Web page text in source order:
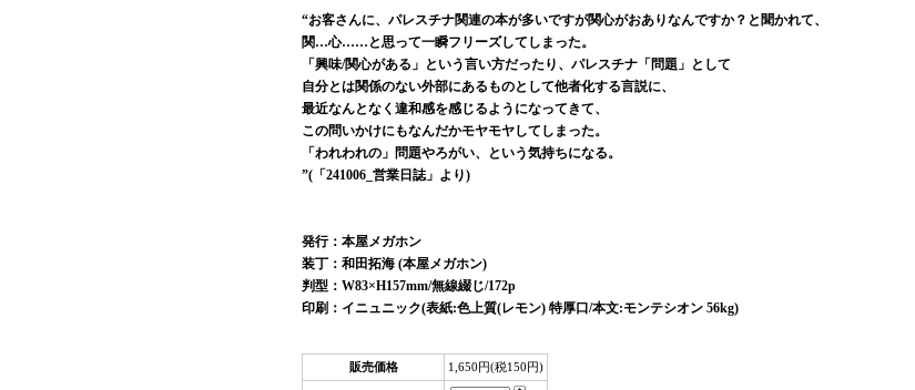
“お客さんに、パレスチナ関連の本が多いですが関心がおありなんですか？と聞かれて、
関…心……と思って一瞬フリーズしてしまった。
「興味/関心がある」という言い方だったり、パレスチナ「問題」として
自分とは関係のない外部にあるものとして他者化する言説に、
最近なんとなく違和感を感じるようになってきて、
この問いかけにもなんだかモヤモヤしてしまった。
「われわれの」問題やろがい、という気持ちになる。
”(「241006_営業日誌」より)
発行：本屋メガホン
装丁：和田拓海 (本屋メガホン)
判型：W83×H157mm/無線綴じ/172p
印刷：イニュニック(表紙:色上質(レモン) 特厚口/本文:モンテシオン 56kg)
販売価格 1,650円(税150円)